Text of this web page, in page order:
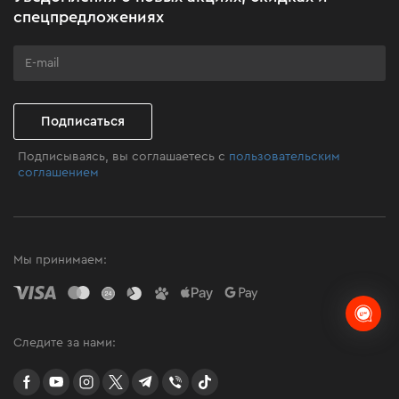
Программа лояльности
спецпредложениях
Подписаться
Подписываясь, вы соглашаетесь с пользовательским
соглашением
Мы принимаем:
Следите за нами:
facebookyoutubeinstagramtwittertelegram
Viber TikTok